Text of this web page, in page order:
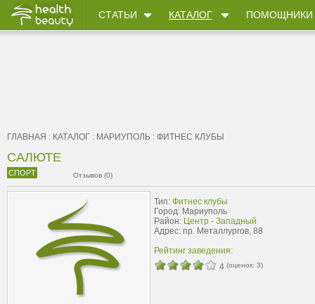
СТАТЬИ КАТАЛОГ ПОМОЩНИКИ
ГЛАВНАЯ : КАТАЛОГ : МАРИУПОЛЬ : ФИТНЕС КЛУБЫ
САЛЮТЕ
СПОРТ Отзывов (0)
Тип: Фитнес клубы
Город: Мариуполь
Район: Центр - Западный
Адрес: пр. Металлургов, 88
Рейтинг заведения:
4 (оценок: 3)